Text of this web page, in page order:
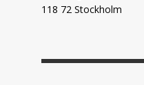
118 72 Stockholm